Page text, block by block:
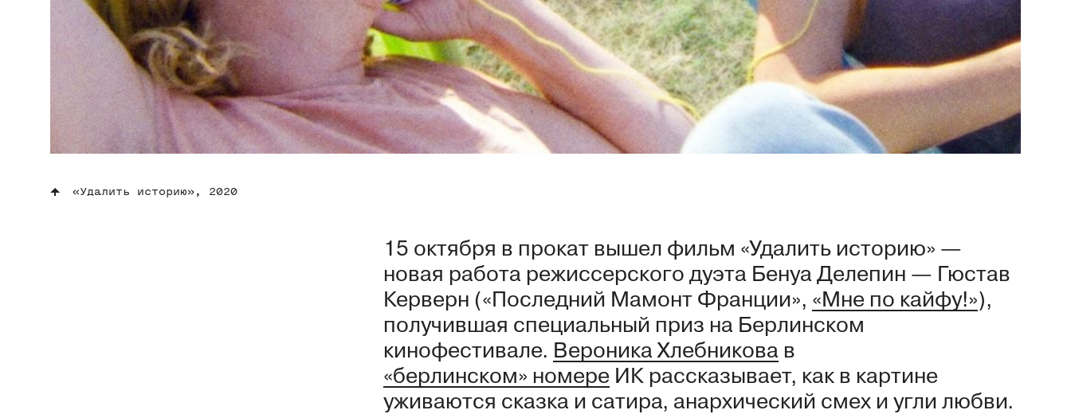
«Удалить историю», 2020
15 октября в прокат вышел фильм «Удалить историю» —
новая работа режиссерского дуэта Бенуа Делепин — Гюстав
Керверн («Последний Мамонт Франции», «Мне по кайфу!»),
получившая специальный приз на Берлинском
кинофестивале. Вероника Хлебникова в
«берлинском» номере ИК рассказывает, как в картине
уживаются сказка и сатира, анархический смех и угли любви.